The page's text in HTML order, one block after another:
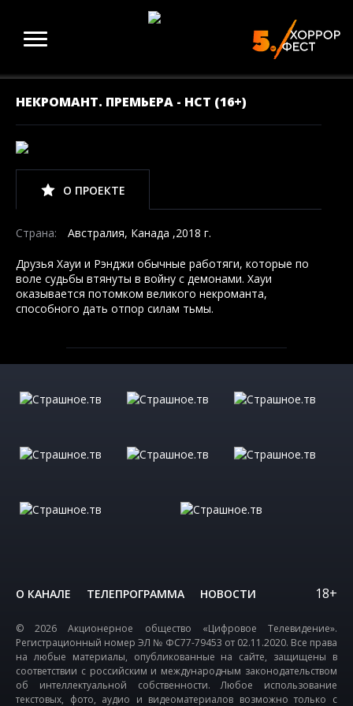
НЕКРОМАНТ. ПРЕМЬЕРА - НСТ (16+)
О ПРОЕКТЕ
Страна: Австралия, Канада ,2018 г.
Друзья Хауи и Рэнджи обычные работяги, которые по
воле судьбы втянуты в войну с демонами. Хауи
оказывается потомком великого некроманта,
способного дать отпор силам тьмы.
О КАНАЛЕ ТЕЛЕПРОГРАММА НОВОСТИ 18+
© 2026 Акционерное общество «Цифровое Телевидение».
Регистрационный номер ЭЛ № ФС77-79453 от 02.11.2020. Все права
на любые материалы, опубликованные на сайте, защищены в
соответствии с российским и международным законодательством
об интеллектуальной собственности. Любое использование
текстовых, фото, аудио и видеоматериалов возможно только с